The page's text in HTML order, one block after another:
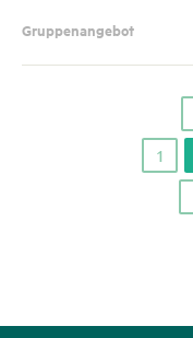
Gruppenangebot
1